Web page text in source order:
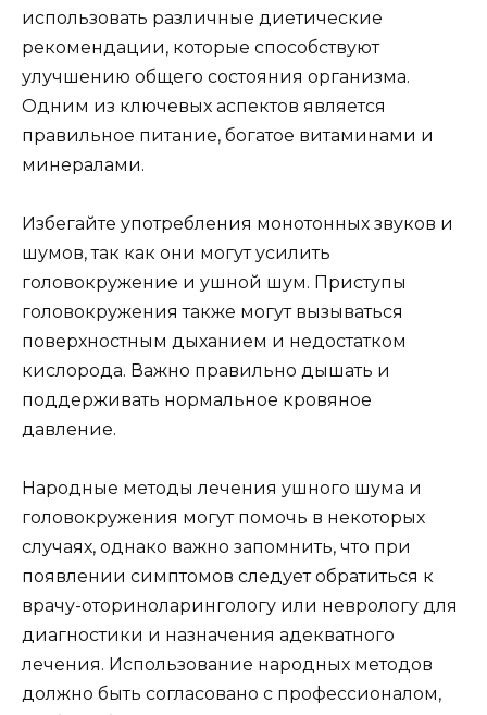
использовать различные диетические
рекомендации, которые способствуют
улучшению общего состояния организма.
Одним из ключевых аспектов является
правильное питание, богатое витаминами и
минералами.
Избегайте употребления монотонных звуков и
шумов, так как они могут усилить
головокружение и ушной шум. Приступы
головокружения также могут вызываться
поверхностным дыханием и недостатком
кислорода. Важно правильно дышать и
поддерживать нормальное кровяное
давление.
Народные методы лечения ушного шума и
головокружения могут помочь в некоторых
случаях, однако важно запомнить, что при
появлении симптомов следует обратиться к
врачу-оториноларингологу или неврологу для
диагностики и назначения адекватного
лечения. Использование народных методов
должно быть согласовано с профессионалом,